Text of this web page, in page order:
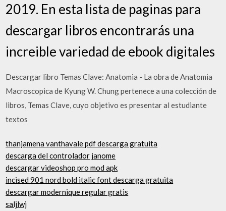
2019. En esta lista de paginas para
descargar libros encontrarás una
increible variedad de ebook digitales
Descargar libro Temas Clave: Anatomia - La obra de Anatomia
Macroscopica de Kyung W. Chung pertenece a una colección de
libros, Temas Clave, cuyo objetivo es presentar al estudiante
textos
thanjamena vanthavale pdf descarga gratuita
descarga del controlador janome
descargar videoshop pro mod apk
incised 901 nord bold italic font descarga gratuita
descargar modernique regular gratis
saljlwj